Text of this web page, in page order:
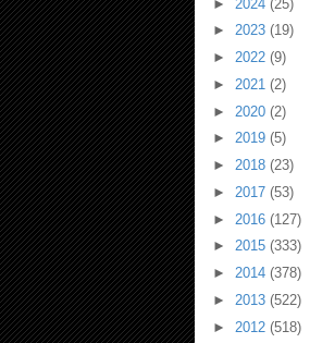
► 2024 (25)
► 2023 (19)
► 2022 (9)
► 2021 (2)
► 2020 (2)
► 2019 (5)
► 2018 (23)
► 2017 (53)
► 2016 (127)
► 2015 (333)
► 2014 (378)
► 2013 (522)
► 2012 (518)